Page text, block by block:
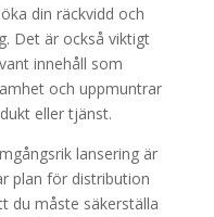
din räckvidd och
Det är också viktigt
innehåll som
och uppmuntrar
eller tjänst.
lansering är
plan för distribution
du måste säkerställa